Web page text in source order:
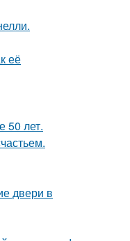
её
50 лет.
двери в